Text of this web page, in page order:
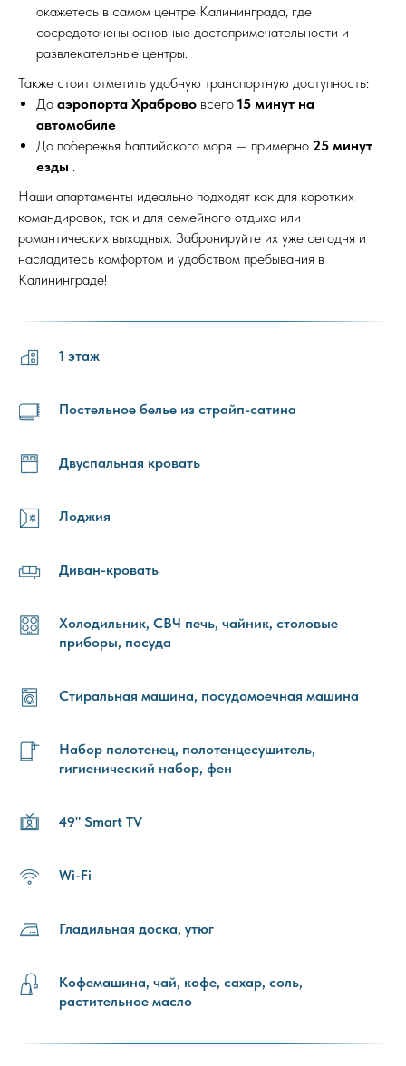
окажетесь в самом центре Калининграда, где
сосредоточены основные достопримечательности и
развлекательные центры.
Также стоит отметить удобную транспортную доступность:
До аэропорта Храброво всего 15 минут на
автомобиле .
До побережья Балтийского моря — примерно 25 минут
езды .
Наши апартаменты идеально подходят как для коротких
командировок, так и для семейного отдыха или
романтических выходных. Забронируйте их уже сегодня и
насладитесь комфортом и удобством пребывания в
Калининграде!
1 этаж
Постельное белье из страйп-сатина
Двуспальная кровать
Лоджия
Диван-кровать
Холодильник, СВЧ печь, чайник, столовые
приборы, посуда
Стиральная машина, посудомоечная машина
Набор полотенец, полотенцесушитель,
гигиенический набор, фен
49" Smart TV
Wi-Fi
Гладильная доска, утюг
Кофемашина, чай, кофе, сахар, соль,
растительное масло